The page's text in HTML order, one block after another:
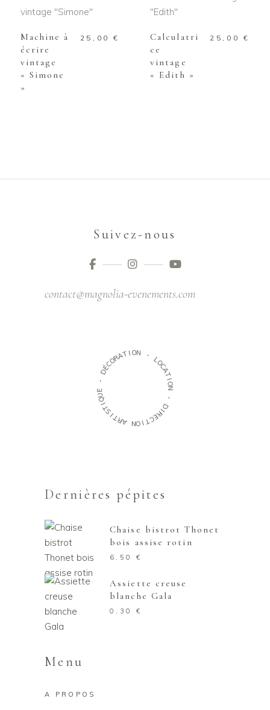
PANIER
Machine à
écrire
vintage
« Simone
»
25,00€
Calculatri
ce
vintage
« Edith »
25,00 €
Suivez-nous
contact@magnolia-evenements.com
D
É
CORATION -
L
O
C
A
T
I
O
N
-
D
I
R
E
C
T
I
O
N
A
R
T
I
S
T
I
Q
U
E
-
Dernières pépites
Chaise bistrot Thonet
bois assise rotin
6,50 €
Assiette creuse
blanche Gala
0,30 €
Menu
A PROPOS